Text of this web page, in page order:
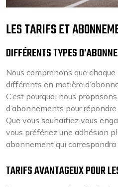
LES TARIFS ET
DIFFÉRENTS TYPES
Nous comprenons que
différents en matière
C’est pourquoi nous
d’abonnements pour
Que vous souhaitiez vous
vous préfériez une adhésion
abonnement qui correspondra
TARIFS AVANTAGEUX POUR